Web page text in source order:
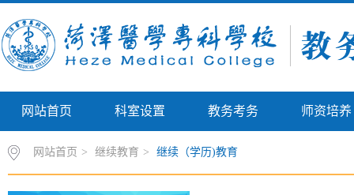
网站首页 科室设置 教务考务 师资培养
网站首页 > 继续教育 > 继续（学历)教育